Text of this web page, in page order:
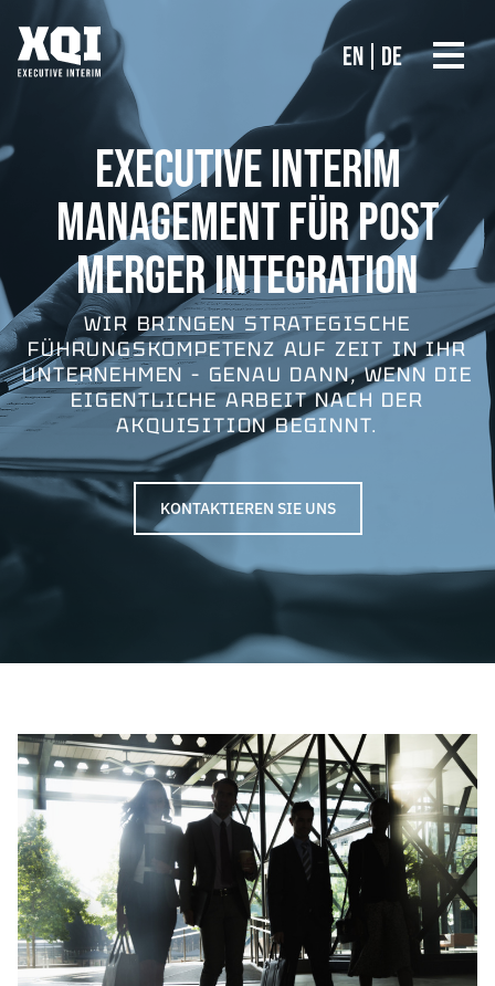
EN DE
EXECUTIVE INTERIM
MANAGEMENT FÜR POST
MERGER INTEGRATION
WIR BRINGEN STRATEGISCHE
FÜHRUNGSKOMPETENZ AUF ZEIT IN IHR
UNTERNEHMEN – GENAU DANN, WENN DIE
EIGENTLICHE ARBEIT NACH DER
AKQUISITION BEGINNT.
KONTAKTIEREN SIE UNS